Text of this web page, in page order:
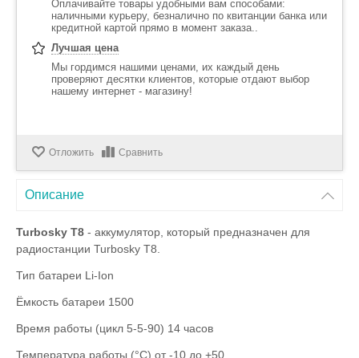
Оплачивайте товары удобными вам способами:
наличными курьеру, безналично по квитанции банка или
кредитной картой прямо в момент заказа..
Лучшая цена
Мы гордимся нашими ценами, их каждый день
проверяют десятки клиентов, которые отдают выбор
нашему интернет - магазину!
Отложить Сравнить
Описание
Turbosky T8 - аккумулятор, который предназначен для
радиостанции Turbosky T8.
Тип батареи Li-Ion
Ёмкость батареи 1500
Время работы (цикл 5-5-90) 14 часов
Температура работы (°С) от -10 до +50